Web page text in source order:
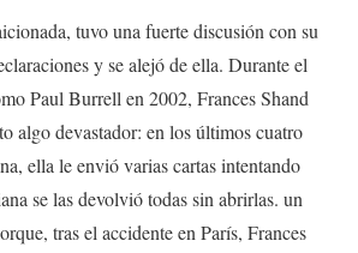
tuvo una fuerte discusión con su
y se alejó de ella. Durante el
Paul Burrell en 2002, Frances Shand
algo devastador: en los últimos cuatro
ella le envió varias cartas intentando
se las devolvió todas sin abrirlas. un
tras el accidente en París, Frances